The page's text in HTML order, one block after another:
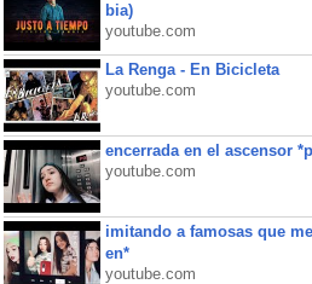
bia)
youtube.com
La Renga - En Bicicleta
youtube.com
encerrada en el ascensor
youtube.com
imitando a famosas que
en*
youtube.com